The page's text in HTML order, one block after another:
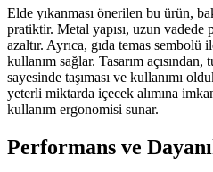
Elde yıkanması önerilen bu ürün,
pratiktir. Metal yapısı, uzun
azaltır. Ayrıca, gıda temas
kullanım sağlar. Tasarım açısından,
sayesinde taşıması ve kullanımı
yeterli miktarda içecek alımına
kullanım ergonomisi sunar.
Performans ve